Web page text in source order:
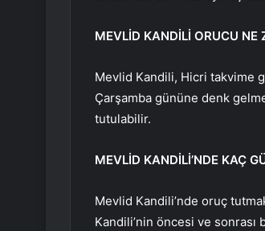
MEVLİD KANDİLİ ORUCU
Mevlid Kandili, Hicri takvime
Çarşamba gününe denk
tutulabilir.
MEVLİD KANDİLİ’NDE KAÇ
Mevlid Kandili’nde oruç
Kandili’nin öncesi ve